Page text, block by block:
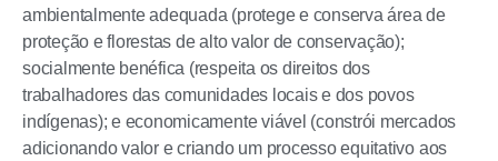
ambientalmente adequada (protege e conserva área de
proteção e florestas de alto valor de conservação);
socialmente benéfica (respeita os direitos dos
trabalhadores das comunidades locais e dos povos
indígenas); e economicamente viável (constrói mercados
adicionando valor e criando um processo equitativo aos